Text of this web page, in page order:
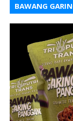
BAWANG